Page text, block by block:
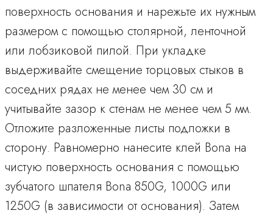
поверхность основания и нарежьте их нужным
размером с помощью столярной, ленточной
или лобзиковой пилой. При укладке
выдерживайте смещение торцовых стыков в
соседних рядах не менее чем 30 см и
учитывайте зазор к стенам не менее чем 5 мм.
Отложите разложенные листы подложки в
сторону. Равномерно нанесите клей Bona на
чистую поверхность основания с помощью
зубчатого шпателя Bona 850G, 1000G или
1250G (в зависимости от основания). Затем